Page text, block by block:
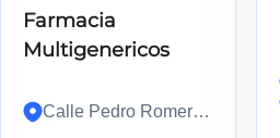
Farmacia
Multigenericos
Calle Pedro Romero